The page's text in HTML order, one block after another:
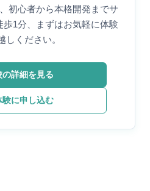
初心者から本格開発までサ
1分、まずはお気軽に体験
しください。
の詳細を見る
験に申し込む